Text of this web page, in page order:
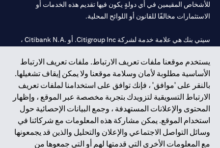
يستخدم موقعنا ملفات تعريف الارتباط. ملفات تعريف الارتباط
الأساسية مطلوبة لأمان وسلامة موقعنا ولا يمكن إيقاف تشغيلها.
بالنقر على 'موافق' ، فإنك توافق على استخدامنا لملفات تعريف
الارتباط التسويقية لتزويدك بتجربة مخصصة عبر الموقع ، وإظهار
المحتوى والإعلانات المستهدفة ، وجمع البيانات الإحصائية حول
استخدام الموقع. يمكن مشاركة هذه المعلومات مع شركائنا في
وسائل التواصل الاجتماعي والإعلان والتحليل والذين قد يجمعونها
مع المعلومات الأخرى التي قدمتها لهم أو التي جمعوها من
للأشخاص المقيمين في أي دولةٍ يكون فيها تقديم هذه الخدمات أو
الاستثمارات مخالفًا للقانون أو اللوائح المحلية.
سيتي بنك هي علامة خدمة لشركة Citigroup Inc. أو .Citibank N.A ،
سيتي بنك إن. إيه. الإمارات مسجل لدى مصرف الإمارات المركزي تحت
أرقام التراخيص 202563 لفرع الوصل في دبي، 531989 لفرع مول
الإمارات في دبي، وCN-1002019لفرع أبوظبي. هاتف: 4000 311 04.
فرع سيتي بنك إن إيه - الإمارات العربية المتحدة مرخص من مصرف
الإمارات العربية المتحدة المركزي كفرع لبنك أجنبي.
سيتي بنك إن إيه الإمارات العربية المتحدة مرخص من هيئة الأوراق المالية
والسلع في الإمارات العربية المتحدة ("SCA") للقيام بالنشاط المالي لـ أ)